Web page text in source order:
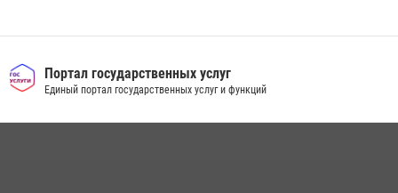
оружия и 63 патрона
08 июля 2026, 06:41
Портал государственных услуг
Единый портал государственных услуг и функций